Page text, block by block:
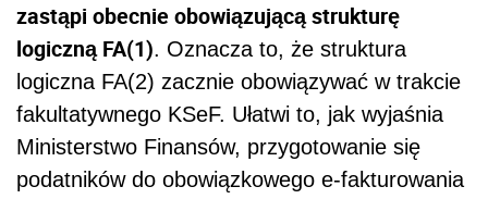
zastąpi obecnie obowiązującą strukturę
logiczną FA(1). Oznacza to, że struktura
logiczna FA(2) zacznie obowiązywać w trakcie
fakultatywnego KSeF. Ułatwi to, jak wyjaśnia
Ministerstwo Finansów, przygotowanie się
podatników do obowiązkowego e-fakturowania